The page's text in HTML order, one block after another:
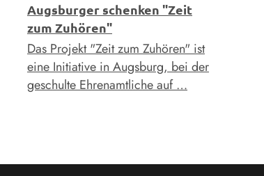
Augsburger schenken "Zeit
zum Zuhören"
Das Projekt "Zeit zum Zuhören" ist
eine Initiative in Augsburg, bei der
geschulte Ehrenamtliche auf …